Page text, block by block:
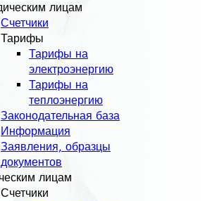
лицам
Счетчики
Тарифы
Тарифы на
электроэнергию
Тарифы на
теплоэнергию
Законодательная база
Информация
Заявления, образцы
документов
лицам
Счетчики